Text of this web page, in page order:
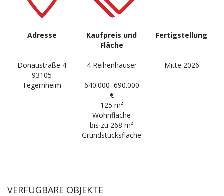
Adresse
Kaufpreis und
Fläche
Fertigstellung
Donaustraße 4
93105
Tegernheim
4 Reihenhäuser
640.000–690.000
€
125 m²
Wohnfläche
bis zu 268 m²
Grundstücksfläche
Mitte 2026
VERFÜGBARE OBJEKTE